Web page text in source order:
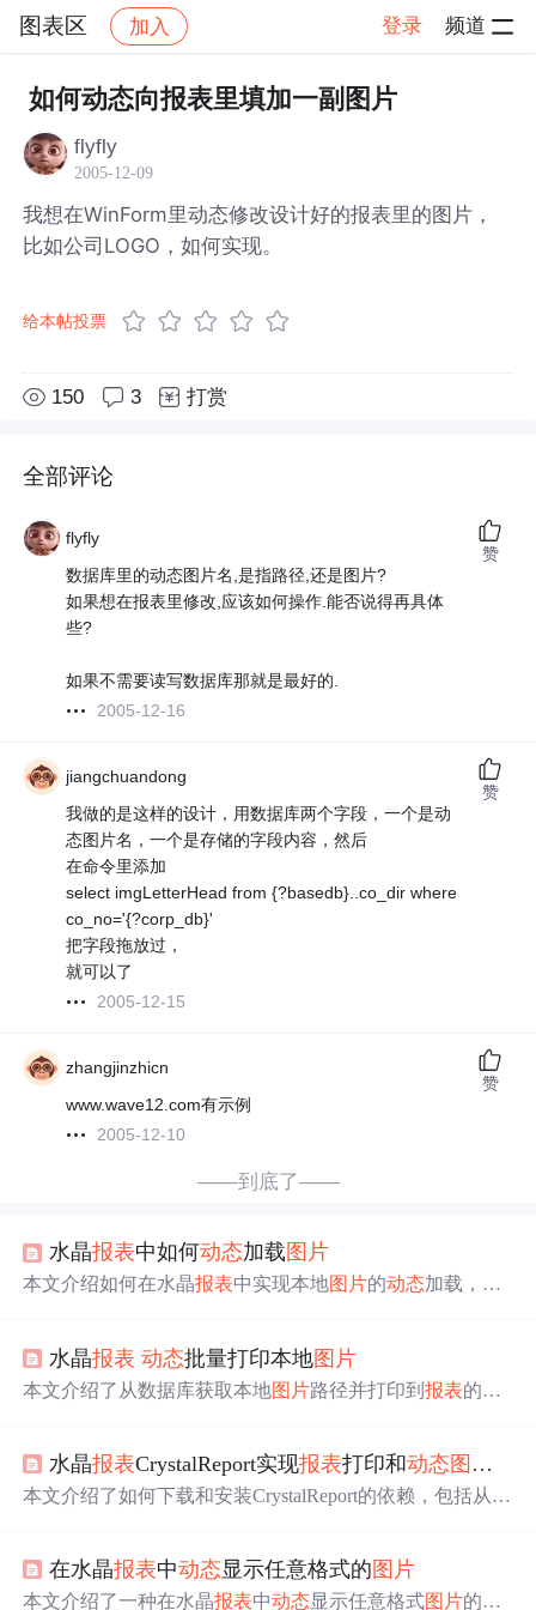
图表区 加入 登录 频道
社区 图表区 帖子详情
如何动态向报表里填加一副图片
flyfly
2005-12-09
我想在WinForm里动态修改设计好的报表里的图片，
比如公司LOGO，如何实现。
给本帖投票
150 3 打赏
全部评论
flyfly
数据库里的动态图片名,是指路径,还是图片?
如果想在报表里修改,应该如何操作.能否说得再具体
些?
如果不需要读写数据库那就是最好的.
2005-12-16
赞
jiangchuandong
我做的是这样的设计，用数据库两个字段，一个是动
态图片名，一个是存储的字段内容，然后
在命令里添加
select imgLetterHead from {?basedb}..co_dir where
co_no='{?corp_db}'
把字段拖放过，
就可以了
2005-12-15
赞
zhangjinzhicn
www.wave12.com有示例
2005-12-10
赞
——到底了——
水晶报表中如何动态加载 图片
本文介绍如何在水晶报表中实现本地图片的动态加载，通
水晶报表 动态批量打印本地图片
本文介绍了从数据库获取本地图片路径并打印到报表的方
数据库表、手动添加DataSet、设定表关系、实现代码等，
还给出了不同图片数量的处理方式。
水晶报表CrystalReport实现报表打印和动态图片
本文介绍了如何下载和安装CrystalReport的依赖，包括从S
报表设计和图片字段的动态URL设置。同时，文章提供了
相关的Maven依赖，并展示了如何在Java项目中创建和使用
在水晶报表中动态显示任意格式的图片
本文介绍了一种在水晶报表中动态显示任意格式图片的方